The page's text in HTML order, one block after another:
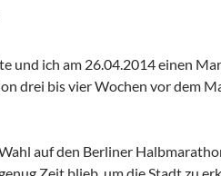
und ich am 26.04.2014 einen
drei bis vier Wochen vor dem
auf den Berliner